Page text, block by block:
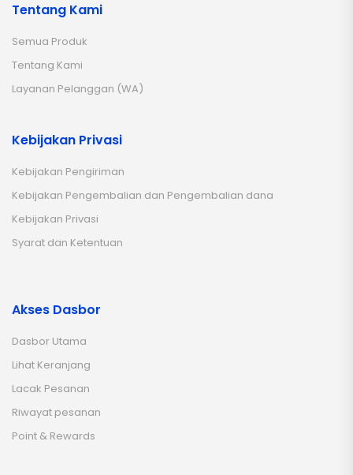
Tentang Kami
Semua Produk
Tentang Kami
Layanan Pelanggan (WA)
Kebijakan Privasi
Kebijakan Pengiriman
Kebijakan Pengembalian dan Pengembalian dana
Kebijakan Privasi
Syarat dan Ketentuan
Akses Dasbor
Dasbor Utama
Lihat Keranjang
Lacak Pesanan
Riwayat pesanan
Point & Rewards